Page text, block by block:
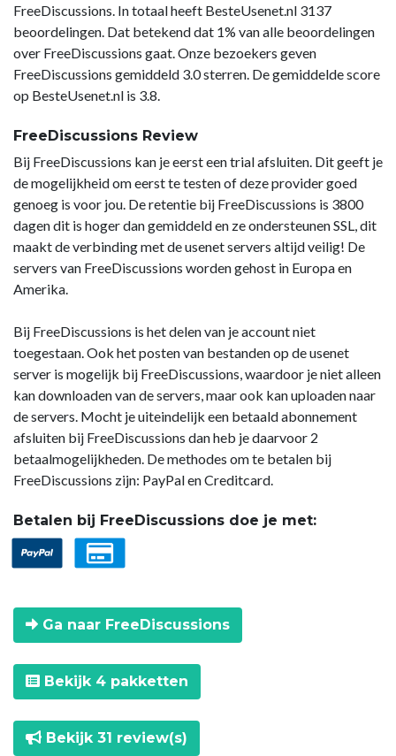
FreeDiscussions. In totaal heeft BesteUsenet.nl 3137
beoordelingen. Dat betekend dat 1% van alle beoordelingen
over FreeDiscussions gaat. Onze bezoekers geven
FreeDiscussions gemiddeld 3.0 sterren. De gemiddelde score
op BesteUsenet.nl is 3.8.
FreeDiscussions Review
Bij FreeDiscussions kan je eerst een trial afsluiten. Dit geeft je
de mogelijkheid om eerst te testen of deze provider goed
genoeg is voor jou. De retentie bij FreeDiscussions is 3800
dagen dit is hoger dan gemiddeld en ze ondersteunen SSL, dit
maakt de verbinding met de usenet servers altijd veilig! De
servers van FreeDiscussions worden gehost in Europa en
Amerika.
Bij FreeDiscussions is het delen van je account niet
toegestaan. Ook het posten van bestanden op de usenet
server is mogelijk bij FreeDiscussions, waardoor je niet alleen
kan downloaden van de servers, maar ook kan uploaden naar
de servers. Mocht je uiteindelijk een betaald abonnement
afsluiten bij FreeDiscussions dan heb je daarvoor 2
betaalmogelijkheden. De methodes om te betalen bij
FreeDiscussions zijn: PayPal en Creditcard.
Betalen bij FreeDiscussions doe je met:
Ga naar FreeDiscussions
Bekijk 4 pakketten
Bekijk 31 review(s)